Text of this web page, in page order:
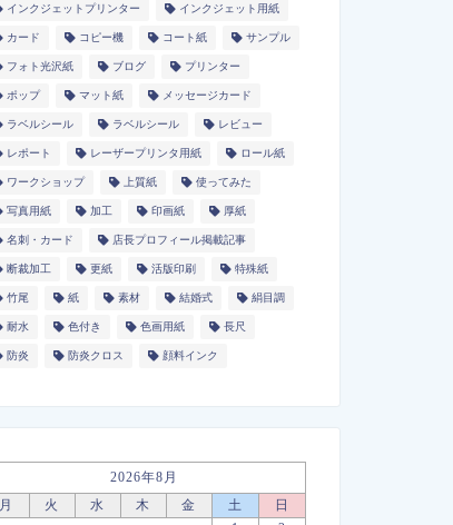
インクジェットプリンター インクジェット用紙
カード コピー機 コート紙 サンプル
フォト光沢紙 ブログ プリンター
ポップ マット紙 メッセージカード
ラベルシール ラベルシール レビュー
レポート レーザープリンタ用紙 ロール紙
ワークショップ 上質紙 使ってみた
写真用紙 加工 印画紙 厚紙
名刺・カード 店長プロフィール掲載記事
断裁加工 更紙 活版印刷 特殊紙
竹尾 紙 素材 結婚式 絹目調
耐水 色付き 色画用紙 長尺
防炎 防炎クロス 顔料インク
2026年8月
月
火 水 木 金 土
日